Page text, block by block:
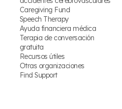
Caregiving Fund
Speech Therapy
Ayuda financiera médica
Terapia de conversación
gratuita
Recursos útiles
Otras organizaciones
Find Support